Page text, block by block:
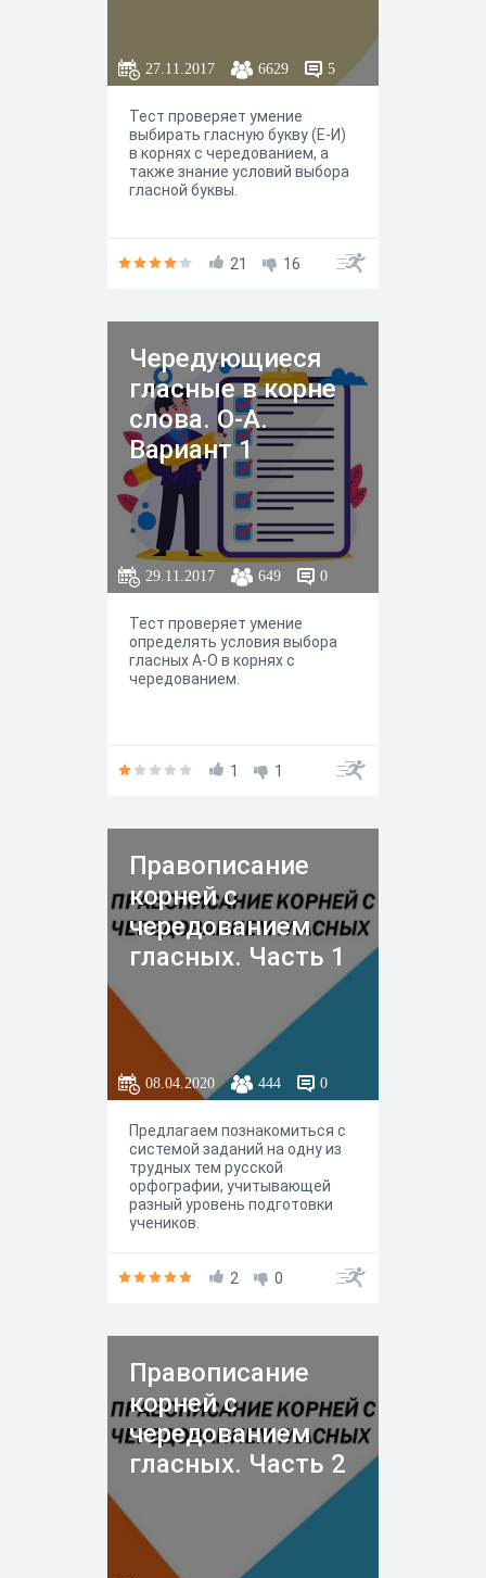
27.11.2017 6629 5
Тест проверяет умение
выбирать гласную букву (Е-И)
в корнях с чередованием, а
также знание условий выбора
гласной буквы.
21 16
Чередующиеся
гласные в корне
слова. О-А.
Вариант 1
29.11.2017 649 0
Тест проверяет умение
определять условия выбора
гласных А-О в корнях с
чередованием.
1 1
Правописание
корней с
чередованием
гласных. Часть 1
08.04.2020 444 0
Предлагаем познакомиться с
системой заданий на одну из
трудных тем русской
орфографии, учитывающей
разный уровень подготовки
учеников.
2 0
Правописание
корней с
чередованием
гласных. Часть 2